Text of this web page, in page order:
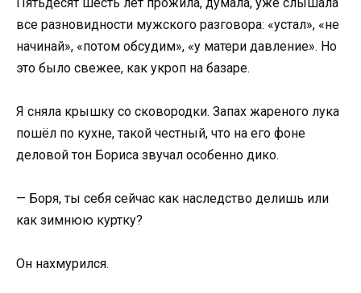
все разновидности мужского разговора: «устал», «не
начинай», «потом обсудим», «у матери давление». Но
это было свежее, как укроп на базаре.
Я сняла крышку со сковородки. Запах жареного лука
пошёл по кухне, такой честный, что на его фоне
деловой тон Бориса звучал особенно дико.
— Боря, ты себя сейчас как наследство делишь или
как зимнюю куртку?
Он нахмурился.